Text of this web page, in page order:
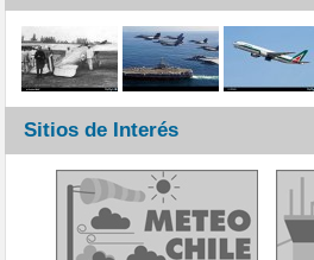
Sitios de Interés